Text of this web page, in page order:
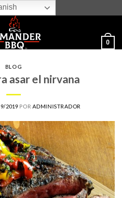
0
BLOG
asar el nirvana
2019 POR ADMINISTRADOR